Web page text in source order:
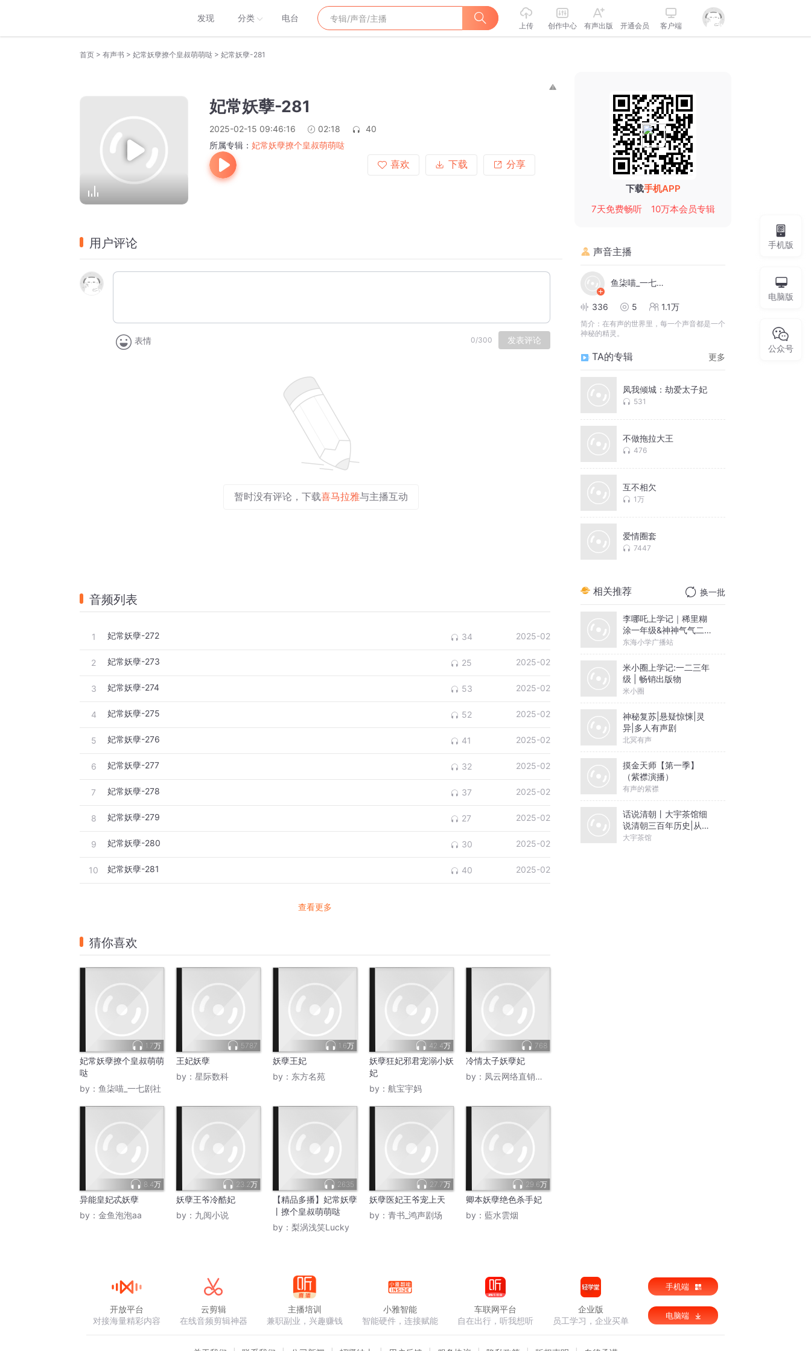
发现 分类 电台
上传 创作中心 有声出版 开通会员 客户端
首页 > 有声书 > 妃常妖孽撩个皇叔萌萌哒 > 妃常妖孽-281
妃常妖孽-281
2025-02-15 09:46:16 02:18
40
所属专辑： 妃常妖孽撩个皇叔萌萌哒
喜欢
下载 分享
用户评论
表情 0/300 发表评论
暂时没有评论，下载喜马拉雅与主播互动
音频列表
1 妃常妖孽-272 34 2025-02
2 妃常妖孽-273 25 2025-02
3 妃常妖孽-274 53 2025-02
4 妃常妖孽-275 52 2025-02
5 妃常妖孽-276 41 2025-02
6 妃常妖孽-277 32 2025-02
7 妃常妖孽-278 37 2025-02
8 妃常妖孽-279 27 2025-02
9 妃常妖孽-280 30 2025-02
10 妃常妖孽-281 40 2025-02
查看更多
猜你喜欢
1.7万
妃常妖孽撩个皇叔萌萌
哒
by： 鱼柒喵_一七剧社
5787
王妃妖孽
by： 星际数科
1.6万
妖孽王妃
by： 东方名苑
42.4万
妖孽狂妃邪君宠溺小妖
妃
by： 航宝宇妈
768
冷情太子妖孽妃
by： 凤云网络直销商学院
8.4万
异能皇妃忒妖孽
by： 金鱼泡泡aa
23.2万
妖孽王爷冷酷妃
by： 九阅小说
2635
【精品多播】妃常妖孽
丨撩个皇叔萌萌哒
by： 梨涡浅笑Lucky
27.7万
妖孽医妃王爷宠上天
by： 青书_鸿声剧场
29.6万
卿本妖孽绝色杀手妃
by： 藍水雲烟
下载手机APP
7天免费畅听
10万本会员专辑
声音主播
鱼柒喵_一七剧社
336 5 1.1万
简介： 在有声的世界里，每一个声音都是一个
神秘的精灵。
TA的专辑 更多
凤我倾城：劫爱太子妃
531
不做拖拉大王
476
互不相欠
1万
爱情圈套
7447
相关推荐 换一批
李哪吒上学记｜稀里糊
涂一年级&神神气气二年
级
东海小学广播站
米小圈上学记:一二三年
级 | 畅销出版物
米小圈
神秘复苏|悬疑惊悚|灵
异|多人有声剧
北冥有声
摸金天师【第一季】
（紫襟演播）
有声的紫襟
话说清朝丨大宇茶馆细
说清朝三百年历史|从努
尔哈赤到末代皇帝溥仪|
大宇茶馆
手机版
电脑版
公众号
开放平台
对接海量精彩内容
云剪辑
在线音频剪辑神器
主播培训
兼职副业，兴趣赚钱
小雅智能
智能硬件，连接赋能
车联网平台
自在出行，听我想听
企业版
员工学习，企业买单
手机端
电脑端